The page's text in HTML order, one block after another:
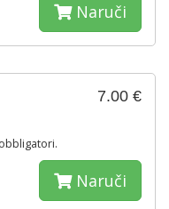
Naruči
7.00 €
Naruči